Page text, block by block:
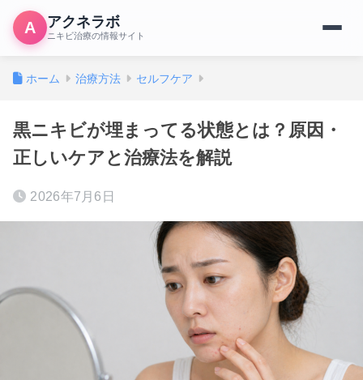
A アクネラボ
ニキビ治療の情報サイト
ホーム 治療方法 セルフケア
黒ニキビが埋まってる状態とは？原因・
正しいケアと治療法を解説
2026年7月6日